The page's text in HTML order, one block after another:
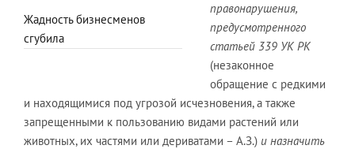
Жадность бизнесменов
сгубила
правонарушения,
предусмотренного
статьей 339 УК РК
(незаконное
обращение с редкими
и находящимися под угрозой исчезновения, а также
запрещенными к пользованию видами растений или
животных, их частями или дериватами – А.З.) и назначить